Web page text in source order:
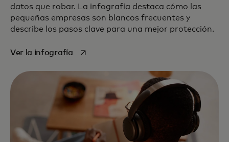
datos que robar. La infografía destaca cómo las
pequeñas empresas son blancos frecuentes y
describe los pasos clave para una mejor protección.
Ver la infografíase abre en una pestaña nueva